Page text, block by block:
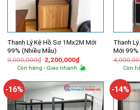
Thanh Lý Kệ Hồ Sơ 1Mx2M Mới
99% (Nhiều Mẫu)
3,000,000₫ Giá
gốc
là:
2,200,000₫Giá
hiện
tại
2,200,000₫.
Còn hàng - Giao nhanh
Thanh
Mới 99%
Còn
-16% -14%